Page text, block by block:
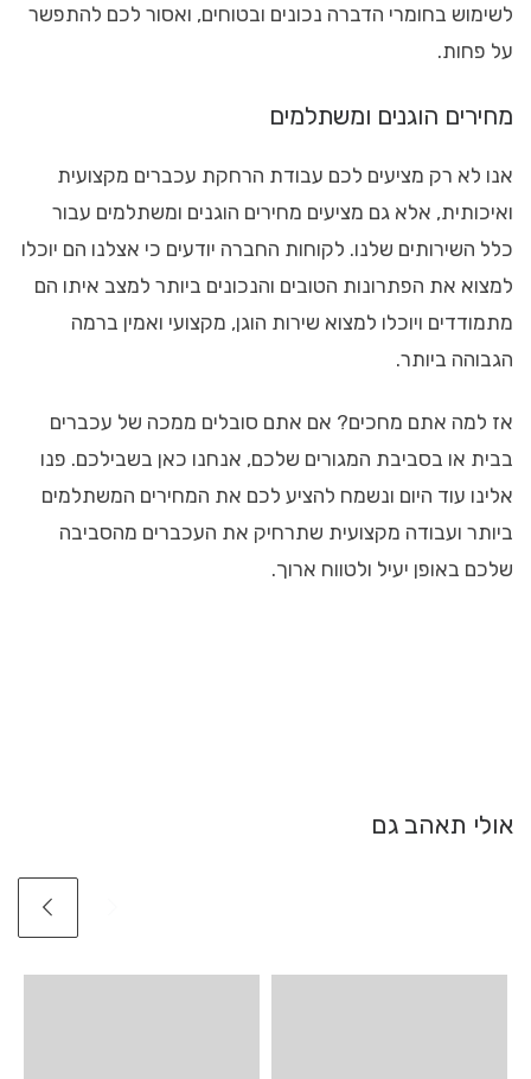
לשימוש בחומרי הדברה נכונים ובטוחים, ואסור לכם להתפשר
על פחות.
מחירים הוגנים ומשתלמים
אנו לא רק מציעים לכם עבודת הרחקת עכברים מקצועית
ואיכותית, אלא גם מציעים מחירים הוגנים ומשתלמים עבור
כלל השירותים שלנו. לקוחות החברה יודעים כי אצלנו הם יוכלו
למצוא את הפתרונות הטובים והנכונים ביותר למצב איתו הם
מתמודדים ויוכלו למצוא שירות הוגן, מקצועי ואמין ברמה
הגבוהה ביותר.
אז למה אתם מחכים? אם אתם סובלים ממכה של עכברים
בבית או בסביבת המגורים שלכם, אנחנו כאן בשבילכם. פנו
אלינו עוד היום ונשמח להציע לכם את המחירים המשתלמים
ביותר ועבודה מקצועית שתרחיק את העכברים מהסביבה
שלכם באופן יעיל ולטווח ארוך.
אולי תאהב גם